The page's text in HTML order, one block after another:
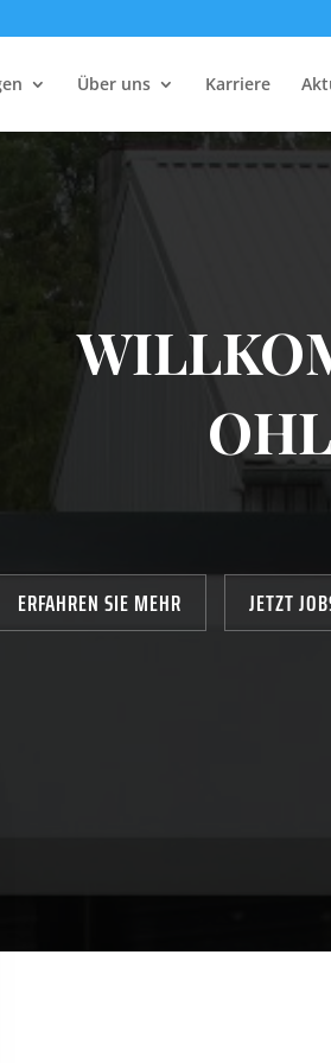
Über uns Karriere
ERFAHREN SIE MEHR JETZT